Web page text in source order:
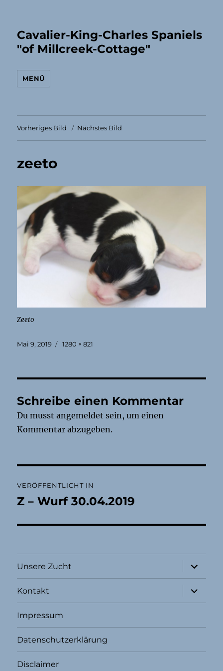
Cavalier-King-Charles Spaniels
"of Millcreek-Cottage"
MENÜ
Vorheriges Bild Nächstes Bild
zeeto
Zeeto
Veröffentlicht
Mai 9, 2019 Originalgröße
1280 × 821
Schreibe einen Kommentar
Du musstangemeldet sein, um einen
Kommentar abzugeben.
VERÖFFENTLICHT IN
Z – Wurf 30.04.2019
Unsere Zucht
öffnen
Kontakt
öffnen
Impressum
Datenschutzerklärung
Disclaimer